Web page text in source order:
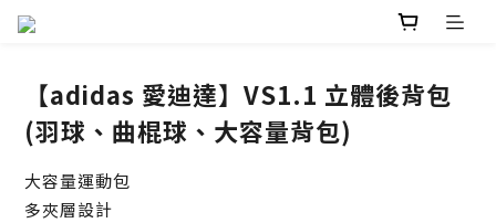
【adidas 愛迪達】VS1.1 立體後背包
(羽球、曲棍球、大容量背包)
大容量運動包
多夾層設計